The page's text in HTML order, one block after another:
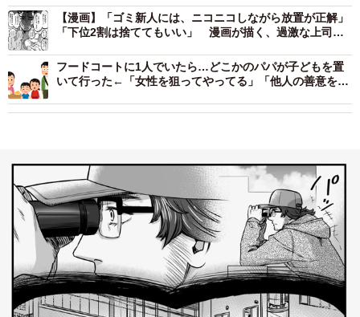
【漫画】「ゴミ新人には、ニコニコしながら放置が正解」
「下位2割は捨ててもいい」 漫画が描く、過激な上司
フードコートに1人でいたら…どこかのパパが子どもを置
いて行った←「女性を狙ってやってる」「他人の善意を頼